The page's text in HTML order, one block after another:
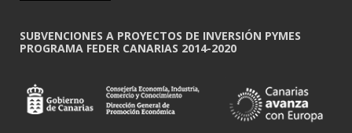
SUBVENCIONES A PROYECTOS DE INVERSIÓN PYMES
PROGRAMA FEDER CANARIAS 2014-2020